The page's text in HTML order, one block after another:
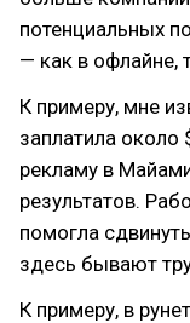
потенциальных
— как в офлайне,
К примеру, мне
заплатила
рекламу в
результатов.
помогла
здесь бывают
К примеру, в